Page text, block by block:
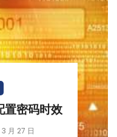
置密码时效
月 27 日